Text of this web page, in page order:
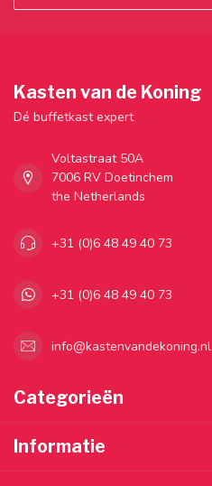
Kasten van de Koning
Dé buffetkast expert
Voltastraat 50A
7006 RV Doetinchem
the Netherlands
+31 (0)6 48 49 40 73
+31 (0)6 48 49 40 73
info@kastenvandekoning.nl
Categorieën
Informatie